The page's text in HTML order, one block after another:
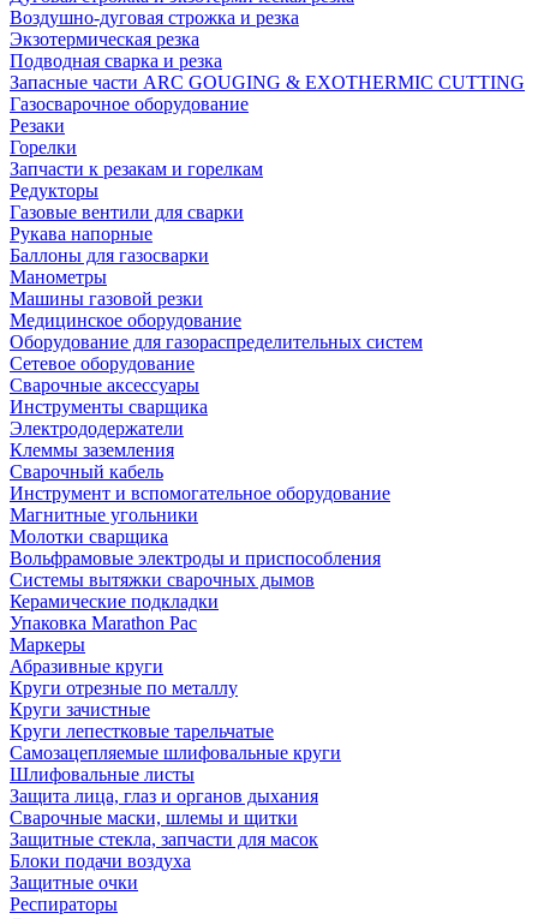
Воздушно-дуговая строжка и резка
Экзотермическая резка
Подводная сварка и резка
Запасные части ARC GOUGING & EXOTHERMIC CUTTING
Газосварочное оборудование
Резаки
Горелки
Запчасти к резакам и горелкам
Редукторы
Газовые вентили для сварки
Рукава напорные
Баллоны для газосварки
Манометры
Машины газовой резки
Медицинское оборудование
Оборудование для газораспределительных систем
Сетевое оборудование
Сварочные аксессуары
Инструменты сварщика
Электрододержатели
Клеммы заземления
Сварочный кабель
Инструмент и вспомогательное оборудование
Магнитные угольники
Молотки сварщика
Вольфрамовые электроды и приспособления
Системы вытяжки сварочных дымов
Керамические подкладки
Упаковка Marathon Pac
Маркеры
Абразивные круги
Круги отрезные по металлу
Круги зачистные
Круги лепестковые тарельчатые
Самозацепляемые шлифовальные круги
Шлифовальные листы
Защита лица, глаз и органов дыхания
Сварочные маски, шлемы и щитки
Защитные стекла, запчасти для масок
Блоки подачи воздуха
Защитные очки
Респираторы